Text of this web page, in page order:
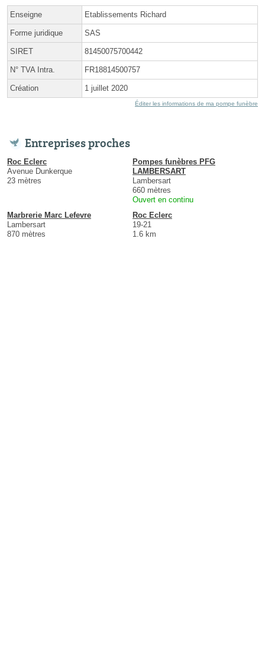
Enseigne Etablissements Richard
Forme juridique SAS
SIRET 81450075700442
N° TVA Intra. FR18814500757
Création 1 juillet 2020
Éditer les informations de ma pompe funèbre
Entreprises proches
Roc Eclerc
Avenue Dunkerque
23 mètres
Pompes funèbres PFG
LAMBERSART
Lambersart
660 mètres
Ouvert en continu
Marbrerie Marc Lefevre
Lambersart
870 mètres
Roc Eclerc
19-21
1.6 km